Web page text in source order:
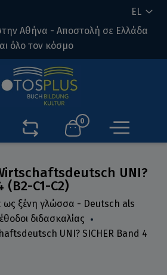
EL
Αθήνα - Αποστολή σε Ελλάδα
όλο τον κόσμο
0
UNI?
(B2-C1-C2)
ως ξένη γλώσσα - Deutsch als
διδασκαλίας
UNI? SICHER Band 4